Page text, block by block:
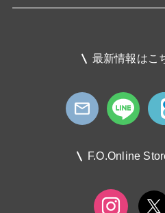
最新情報はこ
F.O.Online